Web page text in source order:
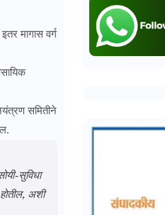
मागास वर्ग
समितीने
सुविधा
अशी